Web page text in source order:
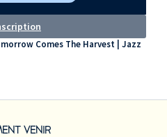
Comes The Harvest | Jazz
VENIR